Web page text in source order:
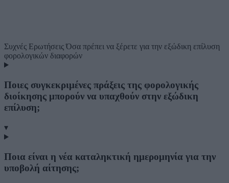
Συχνές ΕρωτήσειςΌσα πρέπει να ξέρετε για την εξώδικη επίλυση
φορολογικών διαφορών
Ποιες συγκεκριμένες πράξεις της φορολογικής
διοίκησης μπορούν να υπαχθούν στην εξώδικη
επίλυση;
▾
Ποια είναι η νέα καταληκτική ημερομηνία για την
υποβολή αίτησης;